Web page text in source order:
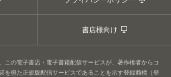
書店様向け
この電子書店・電子書籍配信サービスが、著作権者からコ
を得た正規版配信サービスであることを示す登録商標（登